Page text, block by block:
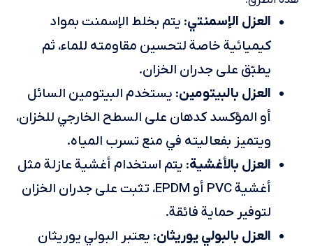
العزل الإسمنتي: يتم بخلط الإسمنت بمواد
كيميائية خاصة لتحسين مقاومته للماء، ثم
يطبّق على جدران الخزان.
العزل بالبيتومين: يستخدم البيتومين السائل
أو المؤكسد كدهان على السطح الخارجي للخزان،
ويتميز بفعاليته في منع تسرب المياه.
العزل بالأغشية: يتم استخدام أغشية عازلة مثل
أغشية PVC أو EPDM، تثبت على جدران الخزان
لتوفير حماية فائقة.
العزل بالبولي يوريثان: يعتبر البولي يوريثان